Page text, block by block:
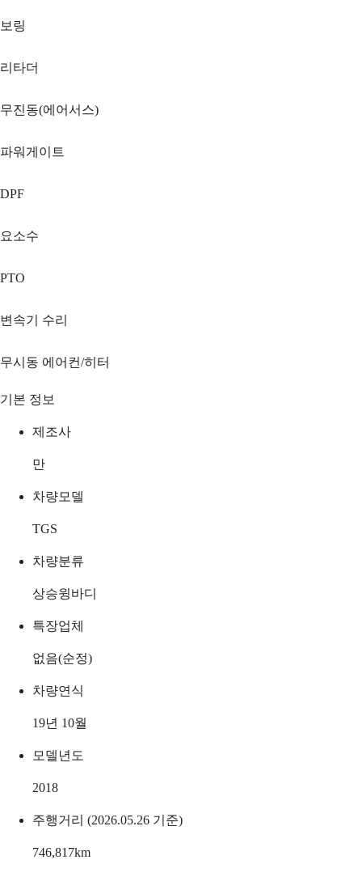
보링
리타더
무진동(에어서스)
파워게이트
DPF
요소수
PTO
변속기 수리
무시동 에어컨/히터
기본 정보
제조사
만
차량모델
TGS
차량분류
상승윙바디
특장업체
없음(순정)
차량연식
19년 10월
모델년도
2018
주행거리 (2026.05.26 기준)
746,817km